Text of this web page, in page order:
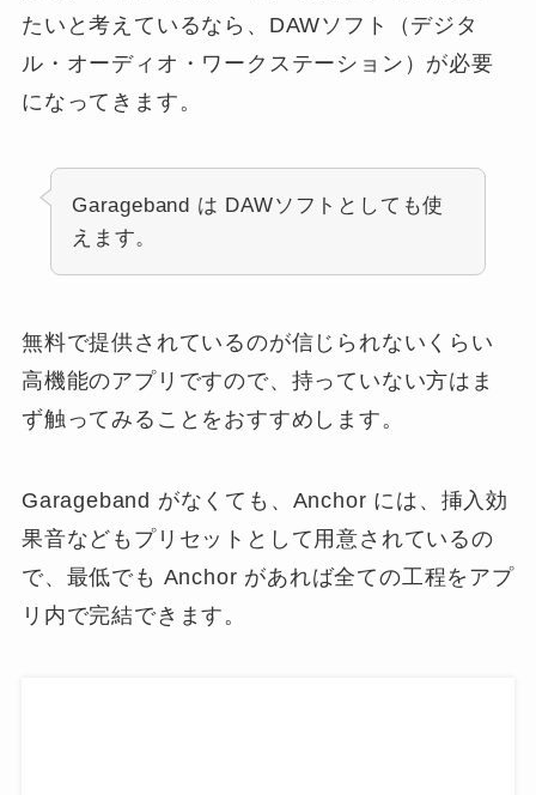
たいと考えているなら、DAWソフト（デジタ
ル・オーディオ・ワークステーション）が必要
になってきます。
Garageband は DAWソフトとしても使
えます。
無料で提供されているのが信じられないくらい
高機能のアプリですので、持っていない方はま
ず触ってみることをおすすめします。
Garageband がなくても、 Anchor には、挿入効
果音などもプリセットとして用意されているの
で、最低でも Anchor があれば全ての工程をアプ
リ内で完結できます。